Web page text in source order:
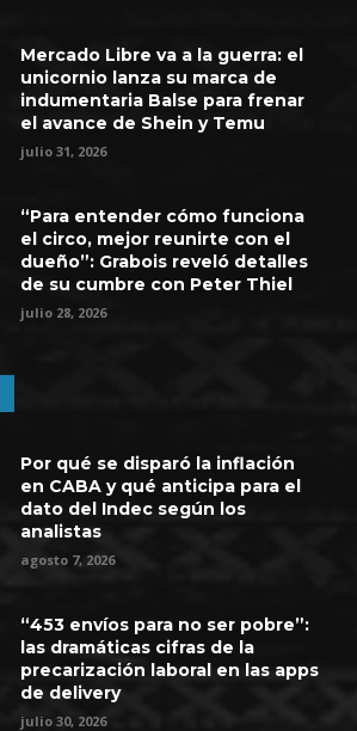
Mercado Libre va a la guerra: el
unicornio lanza su marca de
indumentaria Balse para frenar
el avance de Shein y Temu
julio 31, 2026
“Para entender cómo funciona
el circo, mejor reunirte con el
dueño”: Grabois reveló detalles
de su cumbre con Peter Thiel
julio 28, 2026
Por qué se disparó la inflación
en CABA y qué anticipa para el
dato del Indec según los
analistas
agosto 7, 2026
“453 envíos para no ser pobre”:
las dramáticas cifras de la
precarización laboral en las apps
de delivery
julio 30, 2026